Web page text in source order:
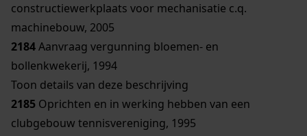
constructiewerkplaats voor mechanisatie c.q.
machinebouw, 2005
2184Aanvraag vergunning bloemen- en
bollenkwekerij, 1994
Toon details van deze beschrijving
2185 Oprichten en in werking hebben van een
clubgebouw tennisvereniging, 1995